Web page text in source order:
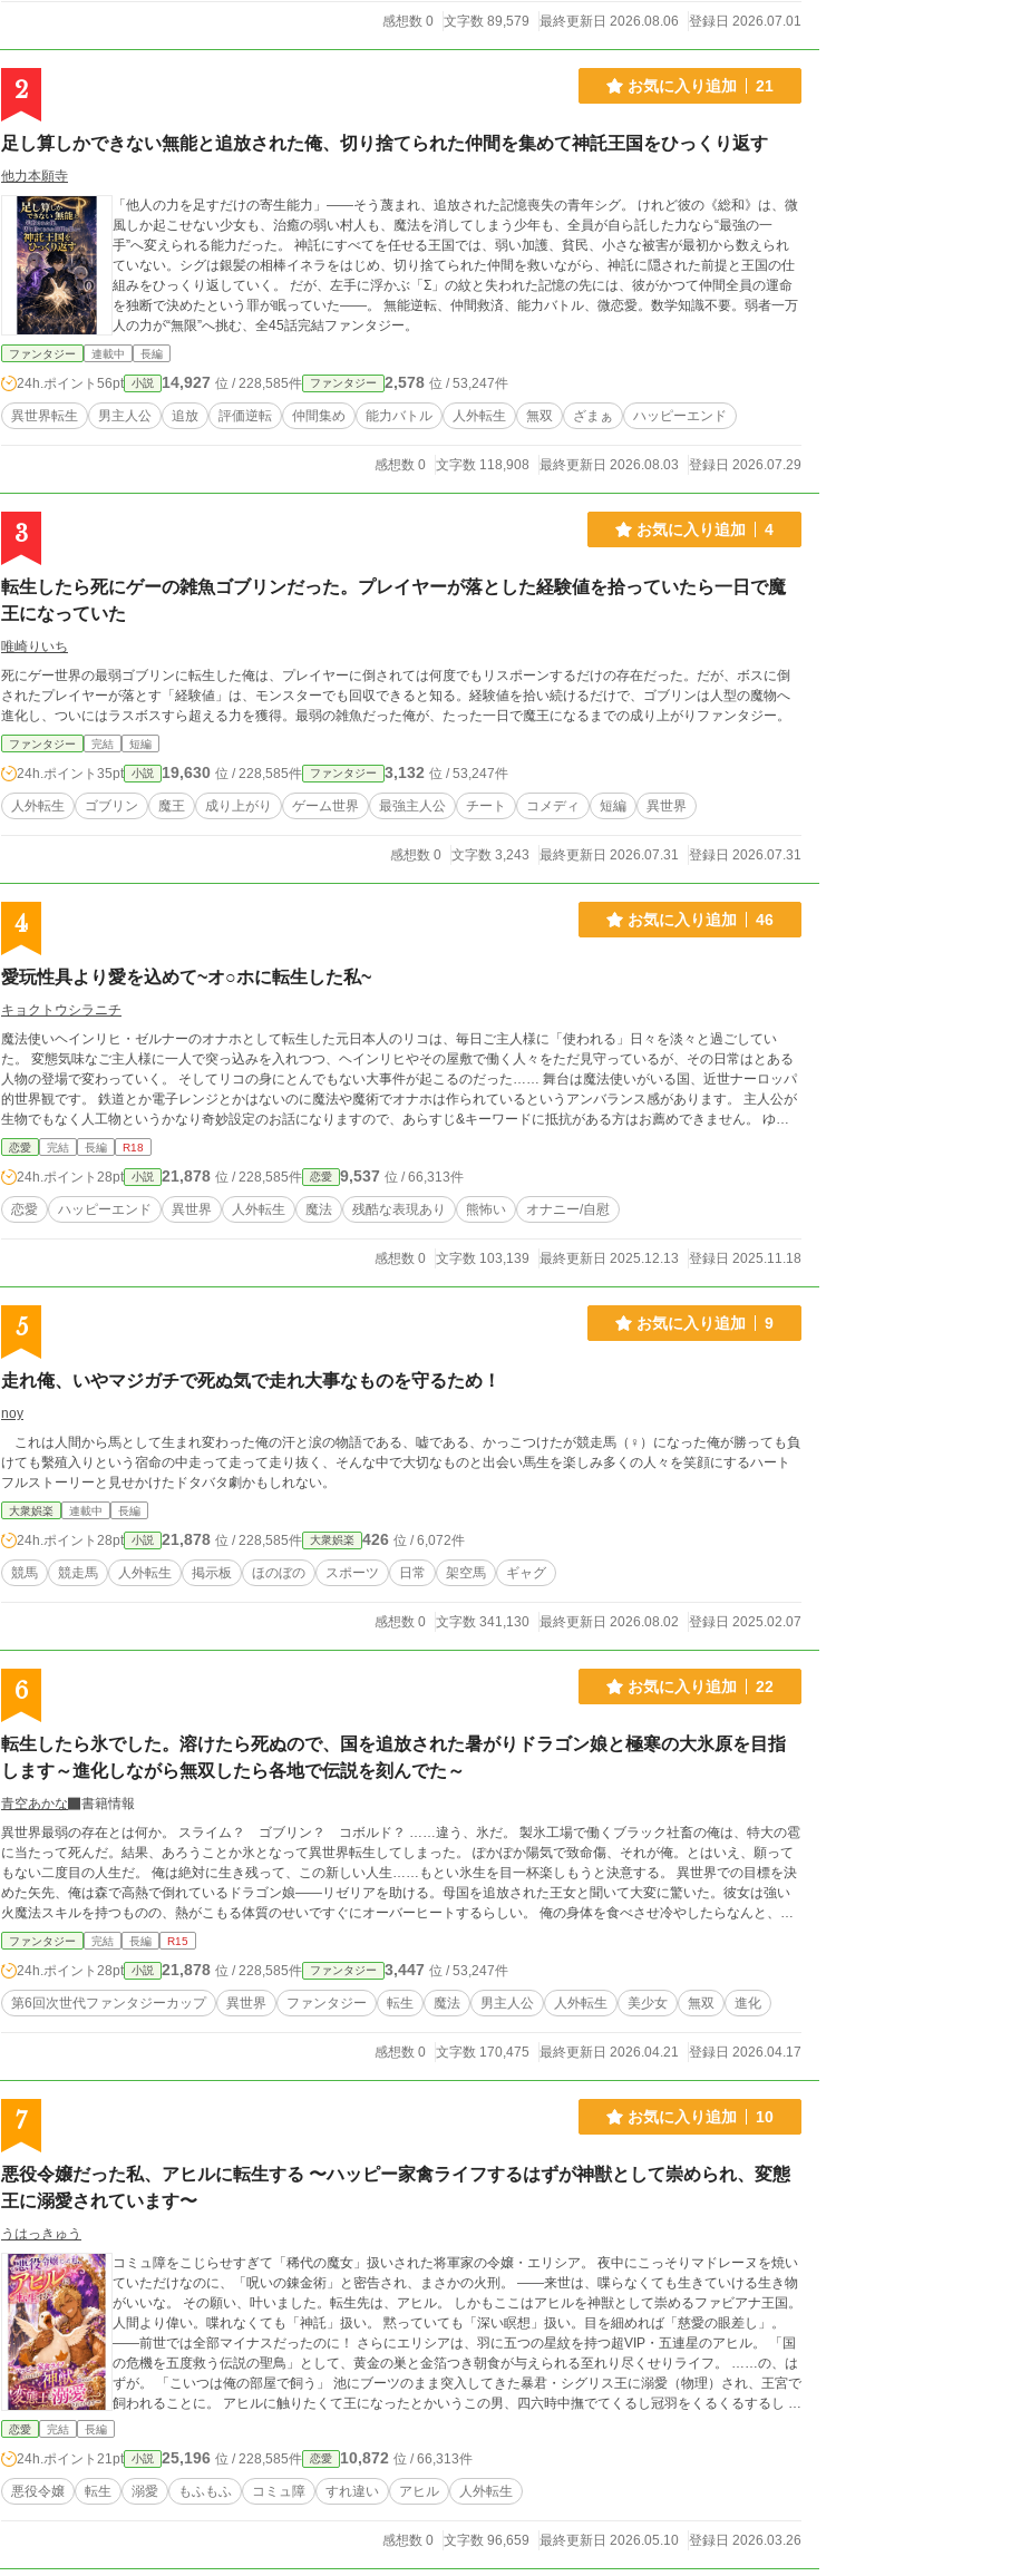
感想数 0 文字数 89,579 最終更新日 2026.08.06 登録日 2026.07.01
2 お気に入り追加 21
足し算しかできない無能と追放された俺、切り捨てられた仲間を集めて神託王国をひっくり返す
他力本願寺
「他人の力を足すだけの寄生能力」――そう蔑まれ、追放された記憶喪失の青年シグ。 けれど彼の《総和》は、微
風しか起こせない少女も、治癒の弱い村人も、魔法を消してしまう少年も、全員が自ら託した力なら“最強の一
手”へ変えられる能力だった。 神託にすべてを任せる王国では、弱い加護、貧民、小さな被害が最初から数えられ
ていない。シグは銀髪の相棒イネラをはじめ、切り捨てられた仲間を救いながら、神託に隠された前提と王国の仕
組みをひっくり返していく。 だが、左手に浮かぶ「Σ」の紋と失われた記憶の先には、彼がかつて仲間全員の運命
を独断で決めたという罪が眠っていた――。 無能逆転、仲間救済、能力バトル、微恋愛。数学知識不要。弱者一万
人の力が“無限”へ挑む、全45話完結ファンタジー。
ファンタジー 連載中 長編
24h.ポイント 56pt 小説 14,927 位 / 228,585件 ファンタジー 2,578 位 / 53,247件
異世界転生 男主人公 追放 評価逆転 仲間集め 能力バトル 人外転生 無双 ざまぁ ハッピーエンド
感想数 0 文字数 118,908 最終更新日 2026.08.03 登録日 2026.07.29
3 お気に入り追加 4
転生したら死にゲーの雑魚ゴブリンだった。プレイヤーが落とした経験値を拾っていたら一日で魔
王になっていた
唯崎りいち
死にゲー世界の最弱ゴブリンに転生した俺は、プレイヤーに倒されては何度でもリスポーンするだけの存在だった。だが、ボスに倒
されたプレイヤーが落とす「経験値」は、モンスターでも回収できると知る。経験値を拾い続けるだけで、ゴブリンは人型の魔物へ
進化し、ついにはラスボスすら超える力を獲得。最弱の雑魚だった俺が、たった一日で魔王になるまでの成り上がりファンタジー。
ファンタジー 完結 短編
24h.ポイント 35pt 小説 19,630 位 / 228,585件 ファンタジー 3,132 位 / 53,247件
人外転生 ゴブリン 魔王 成り上がり ゲーム世界 最強主人公 チート コメディ 短編 異世界
感想数 0 文字数 3,243 最終更新日 2026.07.31 登録日 2026.07.31
4 お気に入り追加 46
愛玩性具より愛を込めて~オ○ホに転生した私~
キョクトウシラニチ
魔法使いヘインリヒ・ゼルナーのオナホとして転生した元日本人のリコは、毎日ご主人様に「使われる」日々を淡々と過ごしてい
た。 変態気味なご主人様に一人で突っ込みを入れつつ、ヘインリヒやその屋敷で働く人々をただ見守っているが、その日常はとある
人物の登場で変わっていく。 そしてリコの身にとんでもない大事件が起こるのだった…… 舞台は魔法使いがいる国、近世ナーロッパ
的世界観です。 鉄道とか電子レンジとかはないのに魔法や魔術でオナホは作られているというアンバランス感があります。 主人公が
生物でもなく人工物というかなり奇妙設定のお話になりますので、あらすじ&キーワードに抵抗がある方はお薦めできません。 ゆる
ーいラブコメです。この作品はムーンライトノベルズ様でも掲載しております。
恋愛 完結 長編 R18
24h.ポイント 28pt 小説 21,878 位 / 228,585件 恋愛 9,537 位 / 66,313件
恋愛 ハッピーエンド 異世界 人外転生 魔法 残酷な表現あり 熊怖い オナニー/自慰
感想数 0 文字数 103,139 最終更新日 2025.12.13 登録日 2025.11.18
5 お気に入り追加 9
走れ俺、いやマジガチで死ぬ気で走れ大事なものを守るため！
noy
これは人間から馬として生まれ変わった俺の汗と涙の物語である、嘘である、かっこつけたが競走馬（♀）になった俺が勝っても負
けても繫殖入りという宿命の中走って走って走り抜く、そんな中で大切なものと出会い馬生を楽しみ多くの人々を笑顔にするハート
フルストーリーと見せかけたドタバタ劇かもしれない。
大衆娯楽 連載中 長編
24h.ポイント 28pt 小説 21,878 位 / 228,585件 大衆娯楽 426 位 / 6,072件
競馬 競走馬 人外転生 掲示板 ほのぼの スポーツ 日常 架空馬 ギャグ
感想数 0 文字数 341,130 最終更新日 2026.08.02 登録日 2025.02.07
6 お気に入り追加 22
転生したら氷でした。溶けたら死ぬので、国を追放された暑がりドラゴン娘と極寒の大氷原を目指
します～進化しながら無双したら各地で伝説を刻んでた～
青空あかな
書籍情報
異世界最弱の存在とは何か。 スライム？ ゴブリン？ コボルド？ ……違う、氷だ。 製氷工場で働くブラック社畜の俺は、特大の雹
に当たって死んだ。結果、あろうことか氷となって異世界転生してしまった。 ぽかぽか陽気で致命傷、それが俺。とはいえ、願って
もない二度目の人生だ。 俺は絶対に生き残って、この新しい人生……もとい氷生を目一杯楽しもうと決意する。 異世界での目標を決
めた矢先、俺は森で高熱で倒れているドラゴン娘――リゼリアを助ける。母国を追放された王女と聞いて大変に驚いた。彼女は強い
火魔法スキルを持つものの、熱がこもる体質のせいですぐにオーバーヒートするらしい。 俺の身体を食べさせ冷やしたらなんと、俺
は氷属性の魔物に進化できるシークレットスキルを得た！ レベルアップすれば強くなって生き残れる！ リゼリア曰く、この世界は
過去に起きた戦争の影響により、世界的に気温が高くなってしまったとのこと。北には広大な極寒の大氷原があり、彼女は涼しいと
ころで暮らしたいから目指していると話す。 俺も「溶けて死ぬ」危機から脱出したいので、一緒に旅することにした。 道中、魔物や
ら危険な悪人やらと戦い、地道ながらも俺は少しずつ進化して強くなっていく。 最初は単なる氷だったのが、氷スライム、氷クラ
ゲ、氷ミミック、氷ゴーレム、さらには最強の氷騎士に進化した！ 最終的に、国家転覆を狙った悪い宰相を倒した俺は、周囲の人か
な地下資源が埋まっており、人間だけでなく、亜人や魔族までもが奪い合っている、世界で一番「激熱」な場所だと。 さらに、氷の
ファンタジー 完結 長編 R15
24h.ポイント 28pt 小説 21,878 位 / 228,585件 ファンタジー 3,447 位 / 53,247件
第6回次世代ファンタジーカップ 異世界 ファンタジー 転生 魔法 男主人公 人外転生 美少女 無双 進化
感想数 0 文字数 170,475 最終更新日 2026.04.21 登録日 2026.04.17
7 お気に入り追加 10
悪役令嬢だった私、アヒルに転生する 〜ハッピー家禽ライフするはずが神獣として崇められ、変態
王に溺愛されています〜
うはっきゅう
コミュ障をこじらせすぎて「稀代の魔女」扱いされた将軍家の令嬢・エリシア。 夜中にこっそりマドレーヌを焼い
ていただけなのに、「呪いの錬金術」と密告され、まさかの火刑。 ——来世は、喋らなくても生きていける生き物
がいいな。 その願い、叶いました。転生先は、アヒル。 しかもここはアヒルを神獣として崇めるファビアナ王国。
人間より偉い。喋れなくても「神託」扱い。 黙っていても「深い瞑想」扱い。目を細めれば「慈愛の眼差し」。
——前世では全部マイナスだったのに！ さらにエリシアは、羽に五つの星紋を持つ超VIP・五連星のアヒル。 「国
の危機を五度救う伝説の聖鳥」として、黄金の巣と金箔つき朝食が与えられる至れり尽くせりライフ。 ……の、は
ずが。 「こいつは俺の部屋で飼う」 池にブーツのまま突入してきた暴君・シグリス王に溺愛（物理）され、王宮で
飼われることに。 アヒルに触りたくて王になったとかいうこの男、四六時中撫でてくるし冠羽をくるくるするし 名
前を「クロワッサン」にするし——やばい。 しかも国は戦争中。のんびりアヒルライフどころじゃない！ エリシア
泣けて、もふもふ。 コミュ障悪役令嬢×アヒル転生×わけあり暴君の、新感覚すれ違いファンタジー、ここに開幕！
※イラストはいずれもAIを使用して作成しています ※校正にAIを使用しています
恋愛 完結 長編
24h.ポイント 21pt 小説 25,196 位 / 228,585件 恋愛 10,872 位 / 66,313件
悪役令嬢 転生 溺愛 もふもふ コミュ障 すれ違い アヒル 人外転生
感想数 0 文字数 96,659 最終更新日 2026.05.10 登録日 2026.03.26